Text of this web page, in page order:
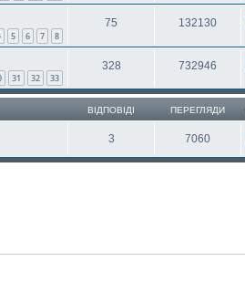
5 6 7 8
75 132130
31 32 33
328 732946
ВІДПОВІДІ ПЕРЕГЛЯДИ
3 7060